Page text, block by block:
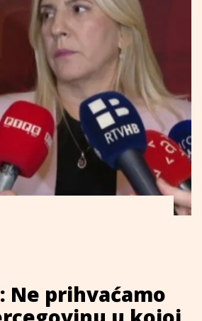
Ne prihvaćamo